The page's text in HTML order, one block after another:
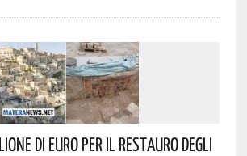
Di Euro Per Il Restauro Degli